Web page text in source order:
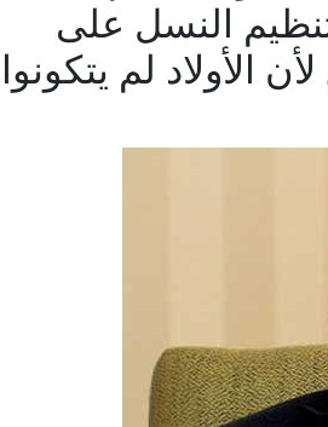
النسل على
الأولاد لم يتكونوا